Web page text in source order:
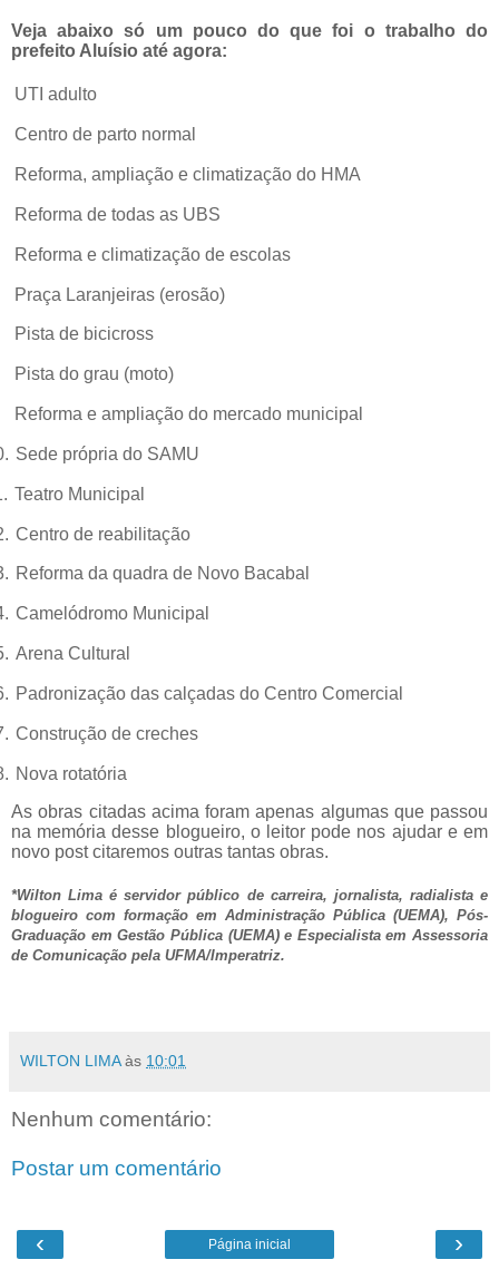
Veja abaixo só um pouco do que foi o trabalho do
prefeito Aluísio até agora:
UTI adulto
Centro de parto normal
Reforma, ampliação e climatização do HMA
Reforma de todas as UBS
Reforma e climatização de escolas
Praça Laranjeiras (erosão)
Pista de bicicross
Pista do grau (moto)
Reforma e ampliação do mercado municipal
Sede própria do SAMU
Teatro Municipal
Centro de reabilitação
Reforma da quadra de Novo Bacabal
Camelódromo Municipal
Arena Cultural
Padronização das calçadas do Centro Comercial
Construção de creches
Nova rotatória
As obras citadas acima foram apenas algumas que passou
na memória desse blogueiro, o leitor pode nos ajudar e em
novo post citaremos outras tantas obras.
*Wilton Lima é servidor público de carreira, jornalista, radialista e
blogueiro com formação em Administração Pública (UEMA), Pós-
Graduação em Gestão Pública (UEMA) e Especialista em Assessoria
de Comunicação pela UFMA/Imperatriz.
WILTON LIMA às 10:01
Nenhum comentário:
Postar um comentário
‹ ›
Página inicial